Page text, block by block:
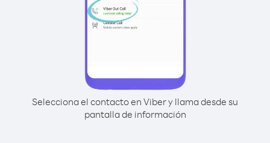
Selecciona el contacto en Viber y llama desde su
pantalla de información